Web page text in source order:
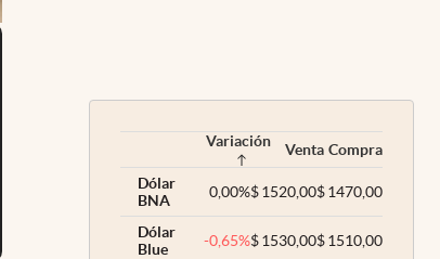
Variación Venta Compra
Dólar
BNA
0,00%$1520,00$1470,00
Dólar
Blue
-0,65%$1530,00$1510,00